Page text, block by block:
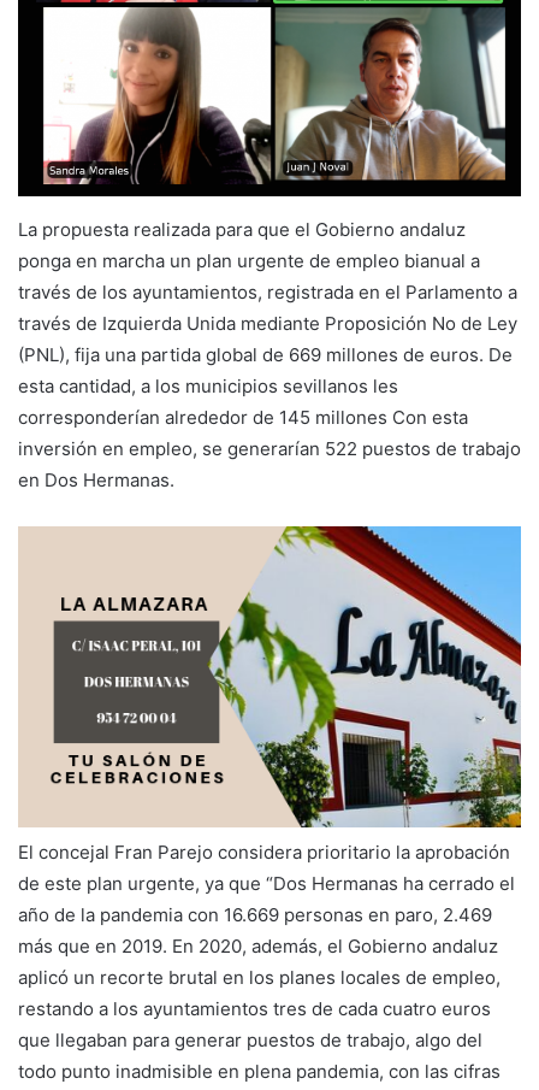
La propuesta realizada para que el Gobierno andaluz
ponga en marcha un plan urgente de empleo bianual a
través de los ayuntamientos, registrada en el Parlamento a
través de Izquierda Unida mediante Proposición No de Ley
(PNL), fija una partida global de 669 millones de euros. De
esta cantidad, a los municipios sevillanos les
corresponderían alrededor de 145 millones Con esta
inversión en empleo, se generarían 522 puestos de trabajo
en Dos Hermanas.
El concejal Fran Parejo considera prioritario la aprobación
de este plan urgente, ya que “Dos Hermanas ha cerrado el
año de la pandemia con 16.669 personas en paro, 2.469
más que en 2019. En 2020, además, el Gobierno andaluz
aplicó un recorte brutal en los planes locales de empleo,
restando a los ayuntamientos tres de cada cuatro euros
que llegaban para generar puestos de trabajo, algo del
todo punto inadmisible en plena pandemia, con las cifras